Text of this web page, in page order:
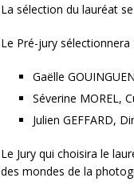
La sélection du lauréat
Le Pré-jury
Gaëlle
Séverine MOREL,
Julien GEFFARD,
Le Jury qui choisira le
des mondes de la